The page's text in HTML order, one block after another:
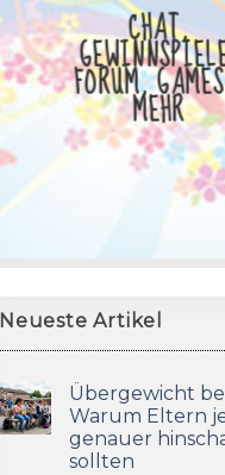
CHAT,
FORUM,
MEHR
Neueste Artikel
Übergewicht
Warum Eltern
genauer
sollten